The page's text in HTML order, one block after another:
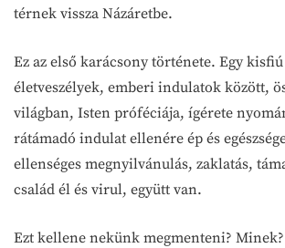
térnek vissza Názáretbe.
Ez az első karácsony története. Egy kisfiú
életveszélyek, emberi indulatok között,
világban, Isten próféciája, ígérete
rátámadó indulat ellenére ép és
ellenséges megnyilvánulás, zaklatás,
család él és virul, együtt van.
Ezt kellene nekünk megmenteni?